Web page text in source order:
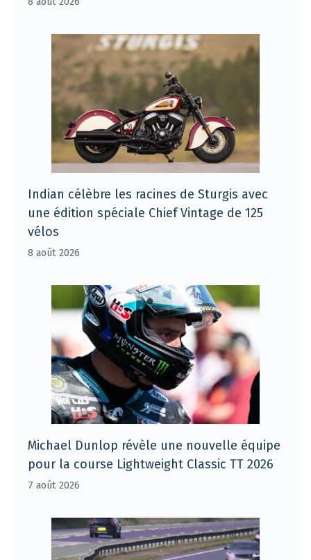
Indian célèbre les racines de Sturgis avec
une édition spéciale Chief Vintage de 125
vélos
8 août 2026
Michael Dunlop révèle une nouvelle équipe
pour la course Lightweight Classic TT 2026
7 août 2026